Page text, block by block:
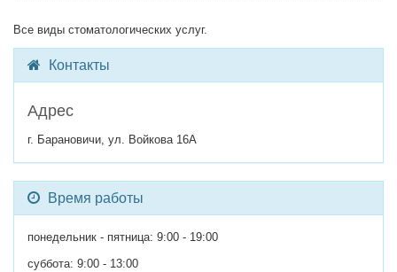
Все виды стоматологических услуг.
Контакты
Адрес
г. Барановичи, ул. Войкова 16А
Время работы
понедельник - пятница: 9:00 - 19:00
суббота: 9:00 - 13:00